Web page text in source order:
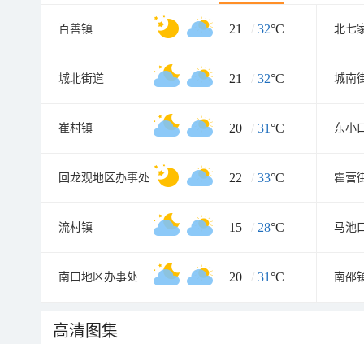
百善镇 21 / 32°C 北七
城北街道 21 / 32°C 城南
崔村镇 20 / 31°C 东小
回龙观地区办事处 22 / 33°C 霍营
流村镇 15 / 28°C 马池
南口地区办事处 20 / 31°C 南邵
高清图集